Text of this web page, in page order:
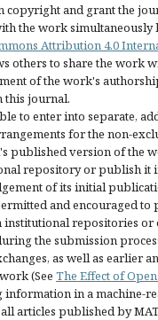
copyright and grant the
the work simultaneously
Attribution 4.0
others to share the work
of the work's
this journal.
to enter into separate,
for the non-
published version of the
repository or publish it
of its initial
and encouraged to
institutional repositories or
the submission
as well as earlier
(See The Effect of Open
information in a machine-
articles published by